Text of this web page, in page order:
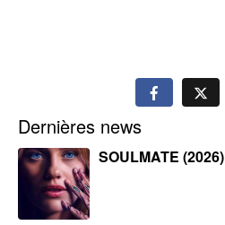
Dernières news
SOULMATE (2026)